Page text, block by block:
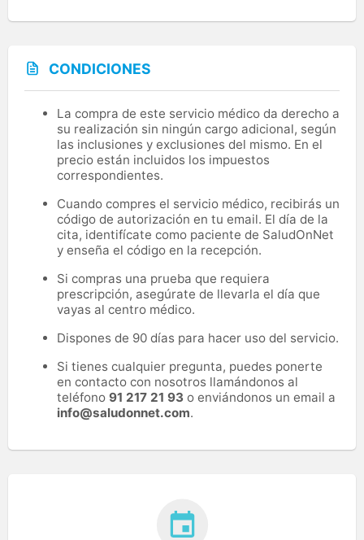
CONDICIONES
La compra de este servicio médico da derecho a
su realización sin ningún cargo adicional, según
las inclusiones y exclusiones del mismo. En el
precio están incluidos los impuestos
correspondientes.
Cuando compres el servicio médico, recibirás un
código de autorización en tu email. El día de la
cita, identifícate como paciente de SaludOnNet
y enseña el código en la recepción.
Si compras una prueba que requiera
prescripción, asegúrate de llevarla el día que
vayas al centro médico.
Dispones de 90 días para hacer uso del servicio.
Si tienes cualquier pregunta, puedes ponerte
en contacto con nosotros llamándonos al
teléfono 91 217 21 93 o enviándonos un email a
info@saludonnet.com.